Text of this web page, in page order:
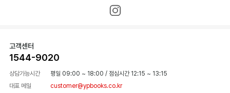
고객센터
1544-9020
상담가능시간 평일 09:00 ~ 18:00 / 점심시간 12:15 ~ 13:15
대표 메일
customer@ypbooks.co.kr